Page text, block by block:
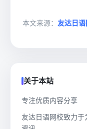
本文来源： 友达日
关于本站
专注优质内容分享
友达日语网校致力